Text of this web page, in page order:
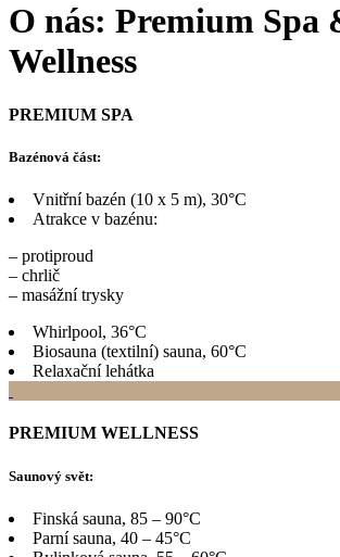
O nás: Premium Spa
Wellness
PREMIUM SPA
Bazénová část:
Vnitřní bazén (10 x 5 m), 30°C
Atrakce v bazénu:
– protiproud
– chrlič
– masážní trysky
Whirlpool, 36°C
Biosauna (textilní) sauna, 60°C
Relaxační lehátka
PREMIUM WELLNESS
Saunový svět:
Finská sauna, 85 – 90°C
Parní sauna, 40 – 45°C